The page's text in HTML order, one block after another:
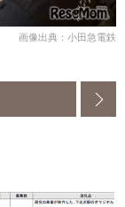
画像出典：小田急電鉄